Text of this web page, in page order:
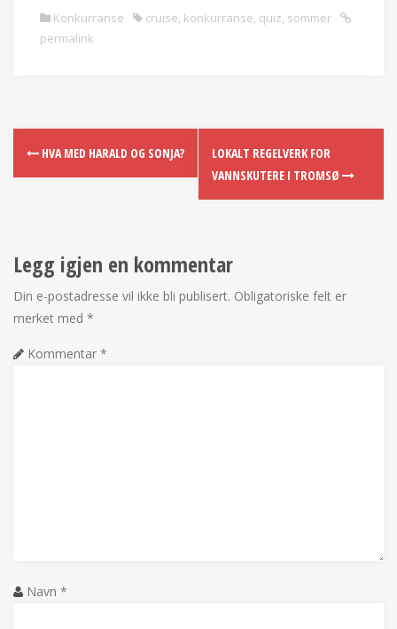
Konkurranse cruise, konkurranse, quiz, sommer
permalink
HVA MED HARALD OG SONJA?
LOKALT REGELVERK FOR
VANNSKUTERE I TROMSØ
Legg igjen en kommentar
Din e-postadresse vil ikke bli publisert. Obligatoriske felt er
merket med *
Kommentar *
Navn *